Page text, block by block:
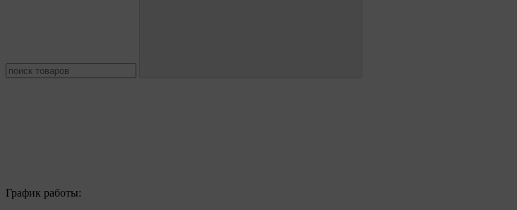
График работы: